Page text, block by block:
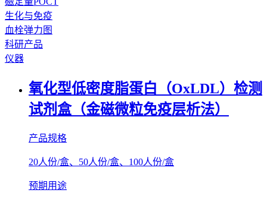
生化与免疫
血栓弹力图
科研产品
仪器
氧化型低密度脂蛋白（OxLDL）检测
试剂盒（金磁微粒免疫层析法）
产品规格
20人份/盒、50人份/盒、100人份/盒
预期用途